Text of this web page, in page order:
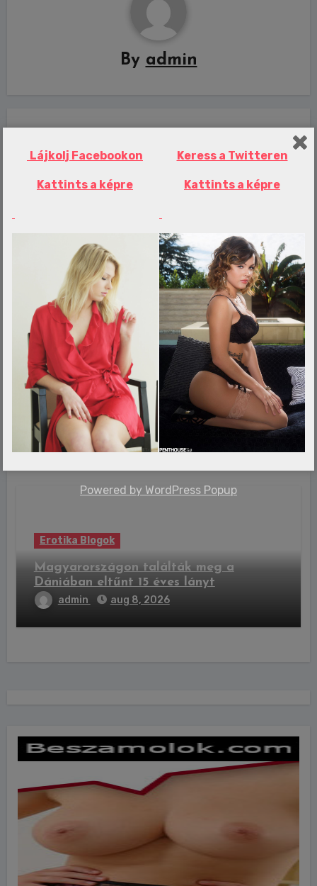
By admin
Óriási csata a végén: bronzérmes a
magyar vegyes váltó!
admin aug 8, 2026
Erotika Blogok
Visszahozza a hidropneumatikus
felfüggesztést a DS prémiummárka
admin aug 8, 2026
Erotika Blogok
Magyarországon találták meg a
Dániában eltűnt 15 éves lányt
admin aug 8, 2026
Lájkolj Facebookon
Kattints a képre
Keress a Twitteren
Kattints a képre
Powered by WordPress Popup